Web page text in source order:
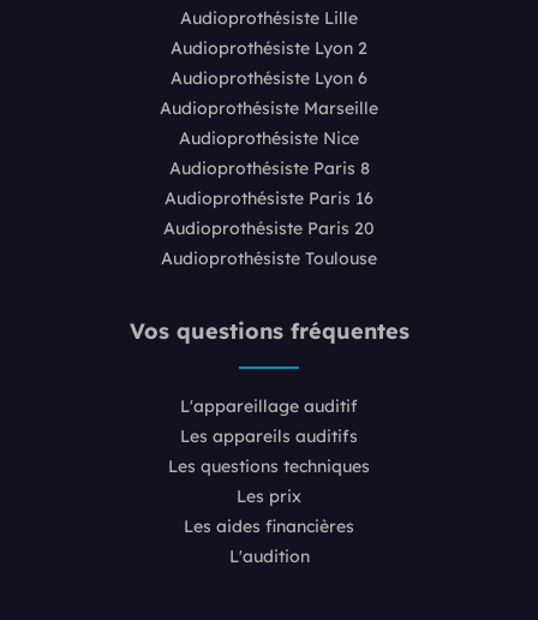
Audioprothésiste Lille
Audioprothésiste Lyon 2
Audioprothésiste Lyon 6
Audioprothésiste Marseille
Audioprothésiste Nice
Audioprothésiste Paris 8
Audioprothésiste Paris 16
Audioprothésiste Paris 20
Audioprothésiste Toulouse
Vos questions fréquentes
L'appareillage auditif
Les appareils auditifs
Les questions techniques
Les prix
Les aides financières
L'audition